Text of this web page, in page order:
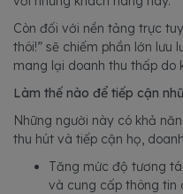
Còn đối với nền tảng trực
thôi!” sẽ chiếm phần lớn lưu
mang lại doanh thu thấp do
Làm thế nào để tiếp cận
Những người này có khả
thu hút và tiếp cận họ,
Tăng mức độ tương
và cung cấp thông tin